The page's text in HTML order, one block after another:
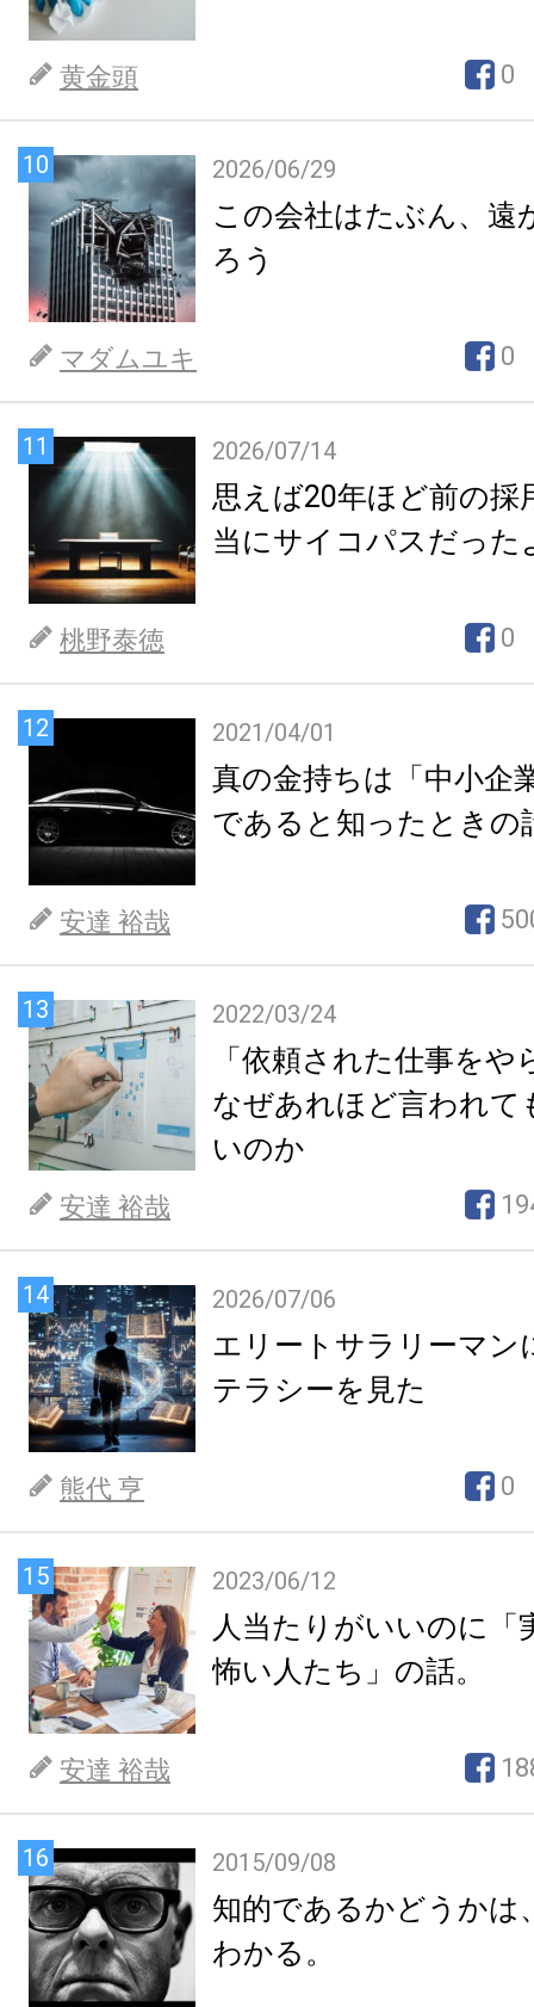
黄金頭 0
10 2026/06/29
この会社はたぶん、遠
ろう
マダムユキ 0
11 2026/07/14
思えば20年ほど前の採
当にサイコパスだった
桃野泰徳 0
12 2021/04/01
真の金持ちは「中小企
であると知ったときの
安達 裕哉
13 2022/03/24
「依頼された仕事を
なぜあれほど言われて
いのか
安達 裕哉
14 2026/07/06
エリートサラリーマン
テラシーを見た
熊代 亨 0
15 2023/06/12
人当たりがいいのに「
怖い人たち」の話。
安達 裕哉
16 2015/09/08
知的であるかどうかは
わかる。